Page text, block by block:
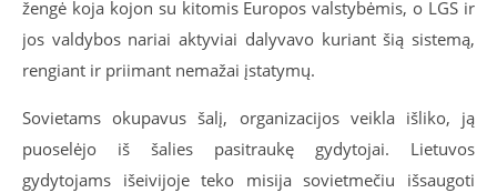
žengė koja kojon su kitomis Europos valstybėmis, o LGS ir
jos valdybos nariai aktyviai dalyvavo kuriant šią sistemą,
rengiant ir priimant nemažai įstatymų.
Sovietams okupavus šalį, organizacijos veikla išliko, ją
puoselėjo iš šalies pasitraukę gydytojai. Lietuvos
gydytojams išeivijoje teko misija sovietmečiu išsaugoti